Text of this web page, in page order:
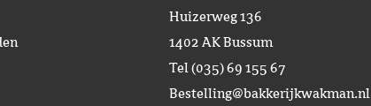
Huizerweg 136
1402 AK Bussum
Tel (035) 69 155 67
Bestelling@bakkerijkwakman.nl